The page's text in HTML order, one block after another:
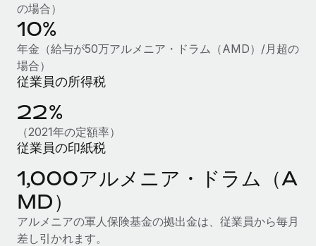
移住・転勤
従業員の異動をスムーズに
福利厚生
従業員の福利厚生を簡単に管理
ブログを読む
ブログ
よびContractor Management Plus（契約社員管理
プラス）
Remoteの使命は、世界のどこにいても、あらゆる規模の企業が
ることです。この数週間で、新しい統合、機能、改良点をリリー
スしました。...
詳細を見る
の場合）
10%
年金（給与が50万アルメニア・ドラム（AMD）/月超の
場合）
従業員の所得税
22%
（2021年の定額率）
従業員の印紙税
1,000アルメニア・ドラム（A
MD）
アルメニアの軍人保険基金の拠出金は、従業員から毎月
差し引かれます。